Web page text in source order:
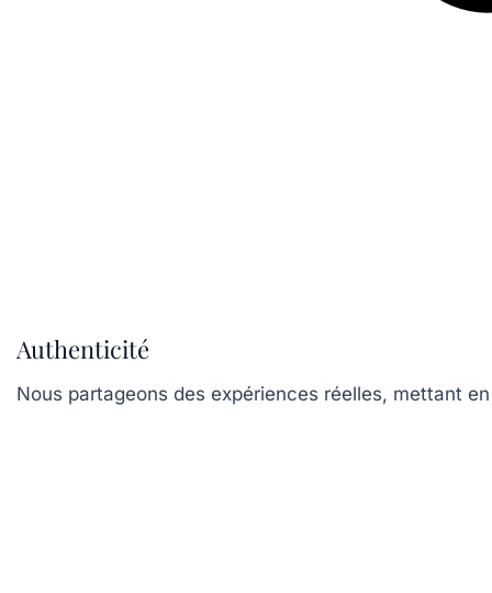
Authenticité
Nous partageons des expériences réelles, mettant